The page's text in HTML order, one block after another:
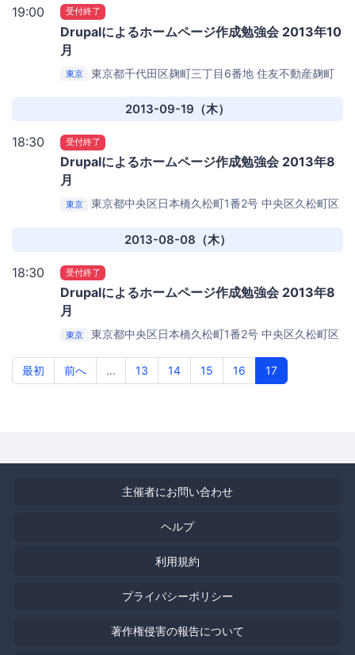
19:00 受付終了
Drupalによるホームページ作成勉強会 2013年10
月
東京
東京都千代田区麹町三丁目6番地 住友不動産麹町
CloudCore セミナールーム
2013-09-19（木）
18:30 受付終了
Drupalによるホームページ作成勉強会 2013年8
月
東京 東京都中央区日本橋久松町1番2号 中央区久松町区
2013-08-08（木）
18:30 受付終了
Drupalによるホームページ作成勉強会 2013年8
月
東京 東京都中央区日本橋久松町1番2号 中央区久松町区
最初
前へ ... 13 14 15 16 17
主催者にお問い合わせ
ヘルプ
利用規約
プライバシーポリシー
著作権侵害の報告について